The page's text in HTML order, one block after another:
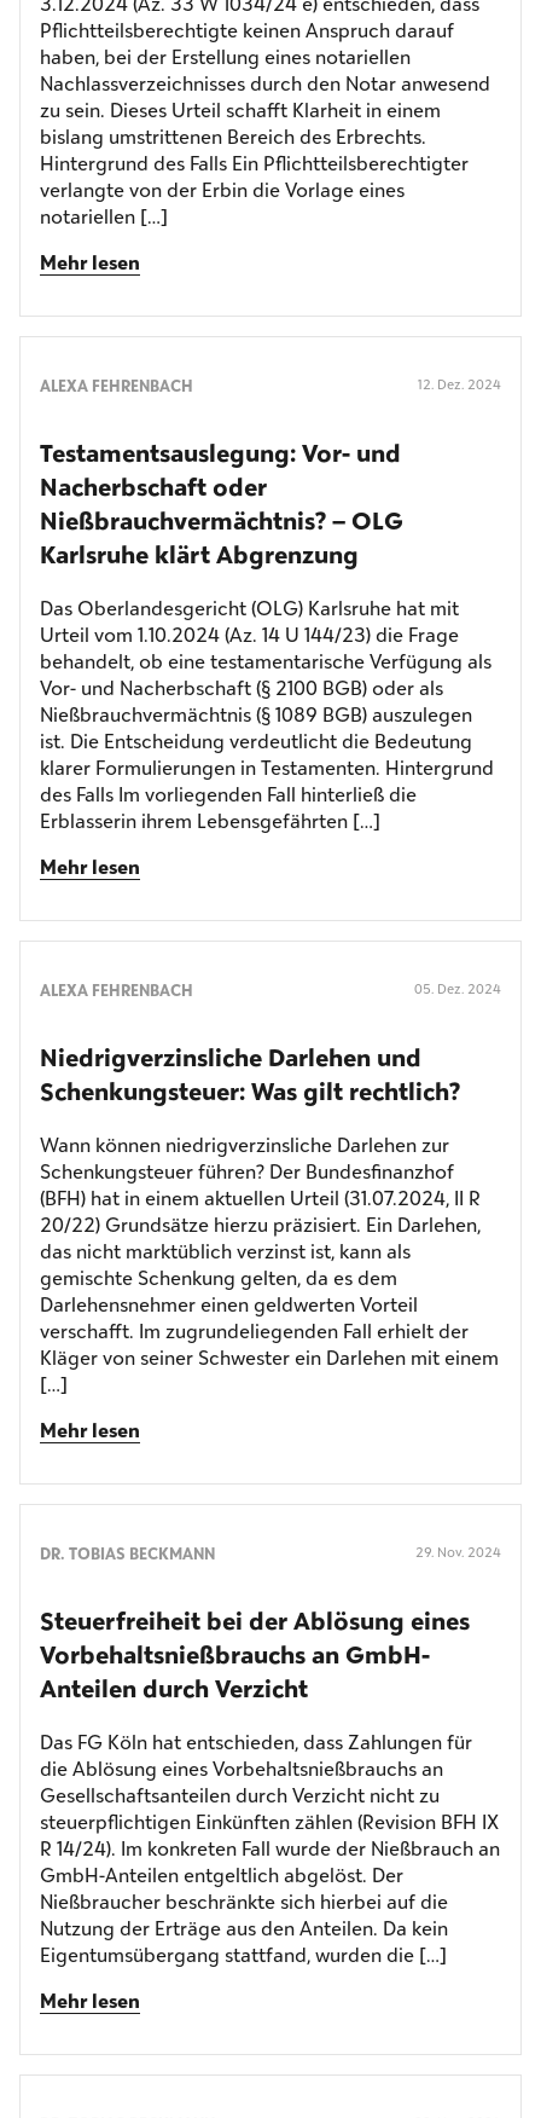
Pflichtteilsberechtigte keinen Anspruch darauf
haben, bei der Erstellung eines notariellen
Nachlassverzeichnisses durch den Notar anwesend
zu sein. Dieses Urteil schafft Klarheit in einem
bislang umstrittenen Bereich des Erbrechts.
Hintergrund des Falls Ein Pflichtteilsberechtigter
verlangte von der Erbin die Vorlage eines
notariellen […]
Mehr lesen
ALEXA FEHRENBACH 12. Dez. 2024
Testamentsauslegung: Vor- und
Nacherbschaft oder
Nießbrauchvermächtnis? – OLG
Karlsruhe klärt Abgrenzung
Das Oberlandesgericht (OLG) Karlsruhe hat mit
Urteil vom 1.10.2024 (Az. 14 U 144/23) die Frage
behandelt, ob eine testamentarische Verfügung als
Vor- und Nacherbschaft (§ 2100 BGB) oder als
Nießbrauchvermächtnis (§ 1089 BGB) auszulegen
ist. Die Entscheidung verdeutlicht die Bedeutung
klarer Formulierungen in Testamenten. Hintergrund
des Falls Im vorliegenden Fall hinterließ die
Erblasserin ihrem Lebensgefährten […]
Mehr lesen
ALEXA FEHRENBACH 05. Dez. 2024
Niedrig­verzinsliche Darlehen und
Schenkung­steuer: Was gilt rechtlich?
Wann können niedrigverzinsliche Darlehen zur
Schenkungsteuer führen? Der Bundesfinanzhof
(BFH) hat in einem aktuellen Urteil (31.07.2024, II R
20/22) Grundsätze hierzu präzisiert. Ein Darlehen,
das nicht marktüblich verzinst ist, kann als
gemischte Schenkung gelten, da es dem
Darlehensnehmer einen geldwerten Vorteil
verschafft. Im zugrundeliegenden Fall erhielt der
Kläger von seiner Schwester ein Darlehen mit einem
[…]
Mehr lesen
DR. TOBIAS BECKMANN 29. Nov. 2024
Steuerfreiheit bei der Ablösung eines
Vorbehalts­nießbrauchs an GmbH-
Anteilen durch Verzicht
Das FG Köln hat entschieden, dass Zahlungen für
die Ablösung eines Vorbehaltsnießbrauchs an
Gesellschaftsanteilen durch Verzicht nicht zu
steuerpflichtigen Einkünften zählen (Revision BFH IX
R 14/24). Im konkreten Fall wurde der Nießbrauch an
GmbH-Anteilen entgeltlich abgelöst. Der
Nießbraucher beschränkte sich hierbei auf die
Nutzung der Erträge aus den Anteilen. Da kein
Eigentumsübergang stattfand, wurden die […]
Mehr lesen